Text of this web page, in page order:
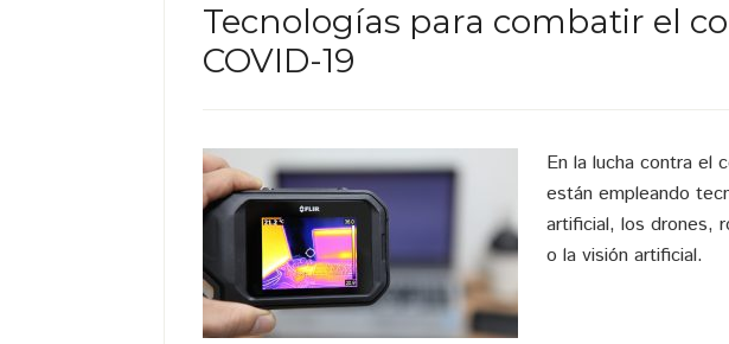
Tecnologías para combatir el
COVID-19
En la lucha contra el
están empleando
artificial, los drones,
o la visión artificial.